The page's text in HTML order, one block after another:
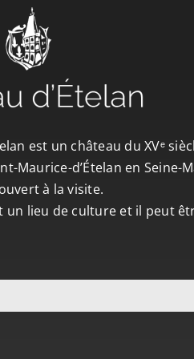
est un château du XVᵉ
Maurice-d’Ételan en
à la visite.
un lieu de culture et il peut